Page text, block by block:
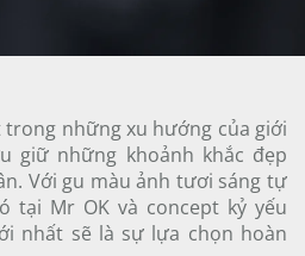
trong những xu hướng của giới
giữ những khoảnh khắc đẹp
Với gu màu ảnh tươi sáng tự
tại Mr OK và concept kỷ yếu
nhất sẽ là sự lựa chọn hoàn